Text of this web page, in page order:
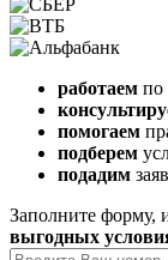
работаем по
помогаем
подберем
подадим
Заполните форму,
выгодных